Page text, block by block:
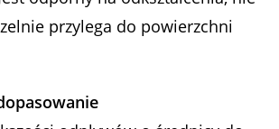
przylega do powierzchni